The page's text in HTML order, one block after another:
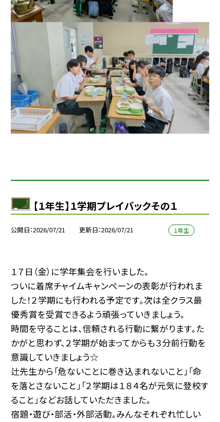
【１年生】１学期プレイバックその１
公開日 2026/07/21 更新日 2026/07/21 １年生
１７日（金）に学年集会を行いました。
ついに着席チャイムキャンペーンの表彰が行われま
した！２学期にも行われる予定です。次は全クラス最
優秀賞を受賞できるよう頑張っていきましょう。
時間を守ることは、信頼される行動に繋がります。た
かがと思わず、２学期が始まってからも３分前行動を
意識していきましょう☆
辻先生から「危ないことに巻き込まれないこと」「命
を落とさないこと」「２学期は１８４名が元気に登校す
ること」などお話していただきました。
宿題・遊び・部活・外部活動。みんなそれぞれ忙しい